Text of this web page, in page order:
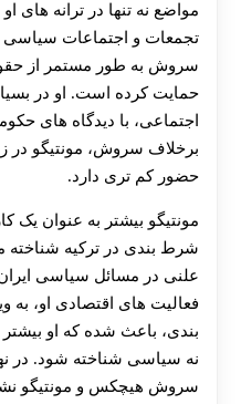
مواضع نه تنها در ترانه‌ های
تجمعات و اجتماعات سیاسی
سروش به طور مستمر از
حمایت کرده است. او در
اجتماعی، با دیدگاه‌ های
برخلاف سروش، مونتیگو در
حضور کم‌ تری دارد.
مونتیگو بیشتر به‌ عنوان یک
شرط‌ بندی در ترکیه شناخته
علنی در مسائل سیاسی
فعالیت‌ های اقتصادی او،
بندی، باعث شده که او
نه سیاسی شناخته شود. در
سروش هیچکس و مونتیگو